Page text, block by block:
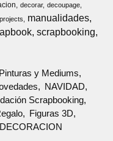
decorar
decoupage
manualidades
scrapbooking
Pinturas y Mediums
NAVIDAD
Scrapbooking
Figuras 3D